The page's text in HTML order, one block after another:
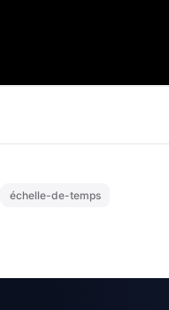
échelle-de-temps